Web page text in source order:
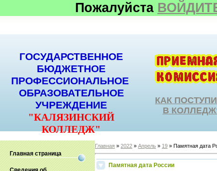
Пожалуйста
ГОСУДАРСТВЕННОЕ
БЮДЖЕТНОЕ
ПРОФЕССИОНАЛЬНОЕ
ОБРАЗОВАТЕЛЬНОЕ
УЧРЕЖДЕНИЕ
"КАЛЯЗИНСКИЙ
КОЛЛЕДЖ"
КАК
В
Главная страница
Главная » 2022 » Апрель » 19 » Памятная дата
Памятная дата России